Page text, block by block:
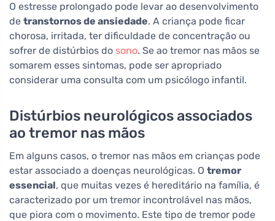
O estresse prolongado pode levar ao desenvolvimento
de transtornos de ansiedade. A criança pode ficar
chorosa, irritada, ter dificuldade de concentração ou
sofrer de distúrbios do sono. Se ao tremor nas mãos se
somarem esses sintomas, pode ser apropriado
considerar uma consulta com um psicólogo infantil.
Distúrbios neurológicos associados
ao tremor nas mãos
Em alguns casos, o tremor nas mãos em crianças pode
estar associado a doenças neurológicas. O tremor
essencial, que muitas vezes é hereditário na família, é
caracterizado por um tremor incontrolável nas mãos,
que piora com o movimento. Este tipo de tremor pode